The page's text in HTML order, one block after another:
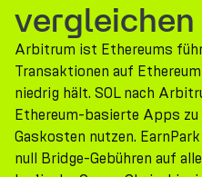
vergleichen
Arbitrum ist Ethereums
Transaktionen auf
niedrig hält. SOL nach
Ethereum-basierte Apps
Gaskosten nutzen.
null Bridge-Gebühren auf